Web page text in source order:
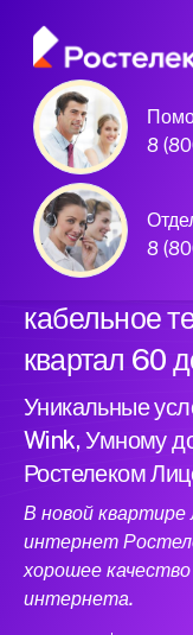
8
8
Подключили
кабельное
квартал 60
Уникальные
Wink, Умному
Ростелеком
В новой квартире
интернет
хорошее
интернета.